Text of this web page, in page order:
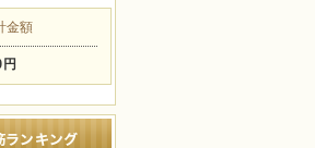
金額
円